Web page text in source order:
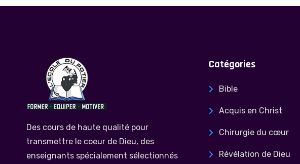
Des cours de haute qualité pour
transmettre le coeur de Dieu, des
enseignants spécialement sélectionnés
Catégories
Bible
Acquis en Christ
Chirurgie du cœur
Révélation de Dieu